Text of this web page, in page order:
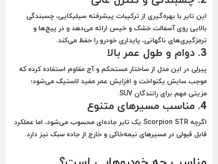
این تایر با بهره‌گیری از ترکیبات پیشرفته سیلیکایی،چسبندگی
بالایی روی آسفالت خشک و خیس ارائه می‌دهد و در پیچ‌ها و
ترمزگیری‌های ناگهانی، پایداری خودرو را حفظ می‌کند.
3. دوام و طول عمر بالا
پیرلی در این مدل از ساختار مستحکم و آج مقاوم استفاده کرده که
موجبسایش یکنواخت و افزایش عمر مفید لاستیک می‌شود؛
مزیتی مهم برای رانندگان SUV.
4. مناسب مسیرهای متنوع
اگرچه Scorpion STR یک تایر جاده‌ای محسوب می‌شود، اما عملکرد
قابل قبولی در مسیرهای نیمه‌خاکی و خارج از جاده سبک نیز دارد.